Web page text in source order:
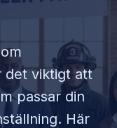
viktigt att
passar din
Här